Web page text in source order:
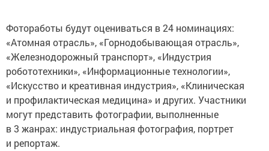
Фотоработы будут оцениваться в 24 номинациях:
«Атомная отрасль», «Горнодобывающая отрасль»,
«Железнодорожный транспорт», «Индустрия
робототехники», «Информационные технологии»,
«Искусство и креативная индустрия», «Клиническая
и профилактическая медицина» и других. Участники
могут представить фотографии, выполненные
в 3 жанрах: индустриальная фотография, портрет
и репортаж.